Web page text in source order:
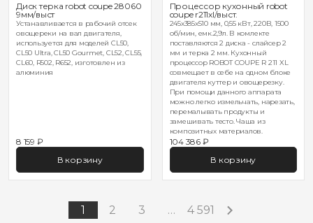
Диск терка robot coupe 28060
9мм/выст
Устанавливается в рабочий отсек
овощереки на вал двигателя,
используется для моделей CL50,
CL50 Ultra, CL50 Gourmet, CL52, CL55,
CL60, R502, R652, изготовлен из
алюминия
8 159 ₽
В корзину
Процессор кухонный robot
coupe r211xl/выст.
245х385х510 мм, 0,55 кВт, 220В, 1500
об/мин, емк.2,9л. В комлекте
поставляются 2 диска - слайсер 2
мм и терка 2 мм. Кухонный
процессор ROBOT COUPE R 211 XL
совмещает в себе на одном блоке
двигателя куттер и овощерезку.
При помощи данного аппарата
можно легко измельчать, нарезать,
перемалывать продукты и
замешивать тесто. Чаша из
композитных материалов.
104 386 ₽
В корзину
1 2 3 … 4 591